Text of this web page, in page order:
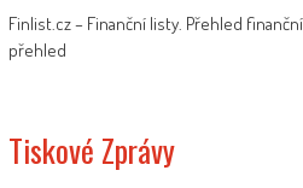
Finlist.cz – Finanční listy. Přehled
přehled
Tiskové Zprávy